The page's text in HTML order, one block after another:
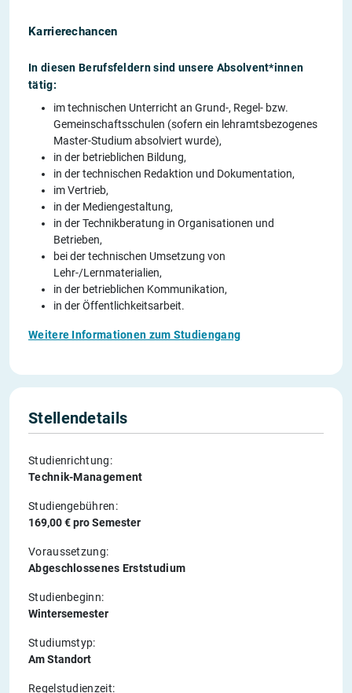
Karrierechancen
In diesen Berufsfeldern sind unsere Absolvent*innen
tätig:
im technischen Unterricht an Grund-, Regel- bzw.
Gemeinschaftsschulen (sofern ein lehramtsbezogenes
Master-Studium absolviert wurde),
in der betrieblichen Bildung,
in der technischen Redaktion und Dokumentation,
im Vertrieb,
in der Mediengestaltung,
in der Technikberatung in Organisationen und
Betrieben,
bei der technischen Umsetzung von
Lehr-/Lernmaterialien,
in der betrieblichen Kommunikation,
in der Öffentlichkeitsarbeit.
Weitere Informationen zum Studiengang
Stellendetails
Studienrichtung:
Technik-Management
Studiengebühren:
169,00 € pro Semester
Voraussetzung:
Abgeschlossenes Erststudium
Studienbeginn:
Wintersemester
Studiumstyp:
Am Standort
Regelstudienzeit: